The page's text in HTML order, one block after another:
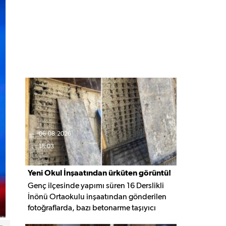
06.08.2026
18:03
Yeni Okul İnşaatından ürküten görüntü!
Genç ilçesinde yapımı süren 16 Derslikli
İnönü Ortaokulu inşaatından gönderilen
fotoğraflarda, bazı betonarme taşıyıcı